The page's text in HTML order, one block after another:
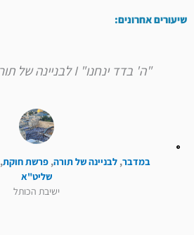
שיעורים אחרונים:
"ה' בדד ינחנו" I לבניינה של תורה – פרשת חוקת
במדבר, לבניינה של תורה, פרשת חוקת,
שליט"א
ישיבת הכותל